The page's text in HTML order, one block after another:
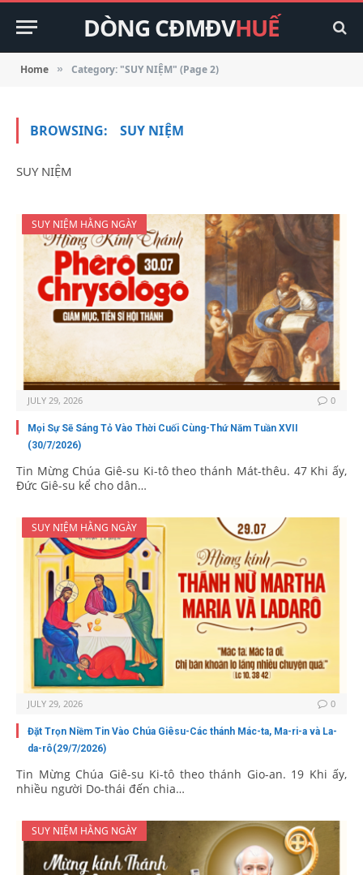
DÒNG CĐMĐVHUẾ
Home » Category: "SUY NIỆM" (Page 2)
BROWSING: SUY NIỆM
SUY NIỆM
SUY NIỆM HẰNG NGÀY
JULY 29, 2026 0
Mọi Sự Sẽ Sáng Tỏ Vào Thời Cuối Cùng-Thứ Năm Tuần XVII
(30/7/2026)
Tin Mừng Chúa Giê-su Ki-tô theo thánh Mát-thêu. 47 Khi ấy,
Đức Giê-su kể cho dân…
SUY NIỆM HẰNG NGÀY
JULY 29, 2026 0
Đặt Trọn Niềm Tin Vào Chúa Giêsu-Các thánh Mác-ta, Ma-ri-a và La-
da-rô(29/7/2026)
Tin Mừng Chúa Giê-su Ki-tô theo thánh Gio-an. 19 Khi ấy,
nhiều người Do-thái đến chia…
SUY NIỆM HẰNG NGÀY